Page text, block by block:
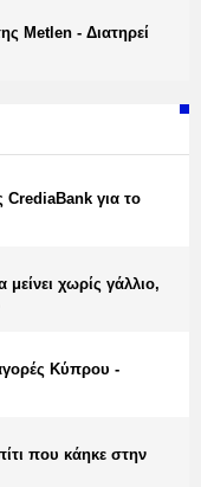
Metlen - Διατηρεί
CrediaBank για το
χωρίς γάλλιο,
Κύπρου -
που κάηκε στην